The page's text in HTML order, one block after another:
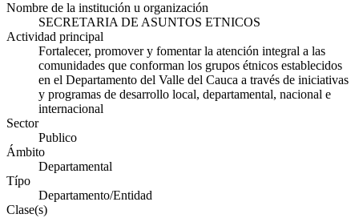
Nombre de la institución u organización
SECRETARIA DE ASUNTOS ETNICOS
Actividad principal
Fortalecer, promover y fomentar la atención integral a las
comunidades que conforman los grupos étnicos establecidos
en el Departamento del Valle del Cauca a través de iniciativas
y programas de desarrollo local, departamental, nacional e
internacional
Sector
Publico
Ámbito
Departamental
Típo
Departamento/Entidad
Clase(s)